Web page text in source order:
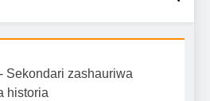
na burudani kwa Kiswahili,
yako.
- Sekondari zashauriwa
historia